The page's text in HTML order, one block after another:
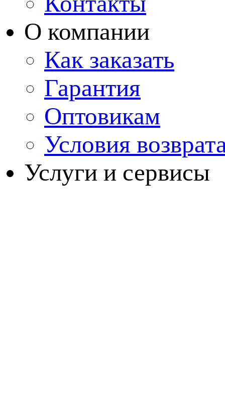
О компании
Как заказать
Гарантия
Оптовикам
Условия
Услуги и сервисы